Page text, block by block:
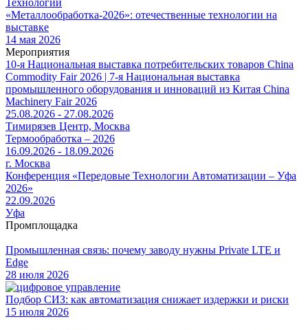
Технологии
«Металлообработка-2026»: отечественные технологии на
выставке
14 мая 2026
Мероприятия
10-я Национальная выставка потребительских товаров China
Commodity Fair 2026 | 7-я Национальная выставка
промышленного оборудования и инноваций из Китая China
Machinery Fair 2026
25.08.2026 - 27.08.2026
Тимирязев Центр, Москва
Термообработка – 2026
16.09.2026 - 18.09.2026
г. Москва
Конференция «Передовые Технологии Автоматизации – Уфа
2026»
22.09.2026
Уфа
Промплощадка
Промышленная связь: почему заводу нужны Private LTE и
Edge
28 июля 2026
Подбор СИЗ: как автоматизация снижает издержки и риски
15 июля 2026